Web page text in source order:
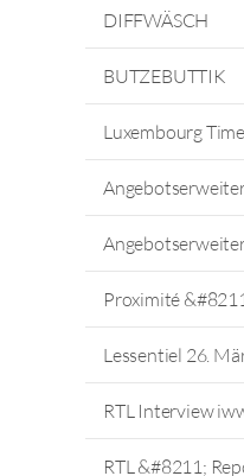
DIFFWÄSCH
BUTZEBUTTIK
Luxembourg
Proximité
Lessentiel 26.
RTL Interview
RTL &#8211;